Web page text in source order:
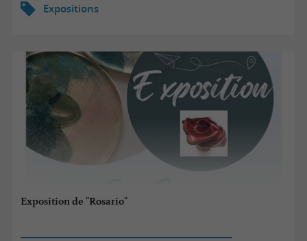
Expositions
Exposition de "Rosario"